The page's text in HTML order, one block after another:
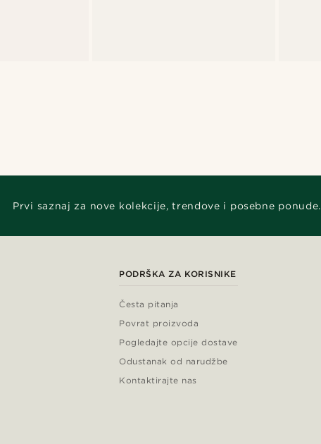
Prvi saznaj za nove kolekcije, trendove i posebne ponude.
PODRŠKA ZA KORISNIKE
Česta pitanja
Povrat proizvoda
Pogledajte opcije dostave
Odustanak od narudžbe
Kontaktirajte nas